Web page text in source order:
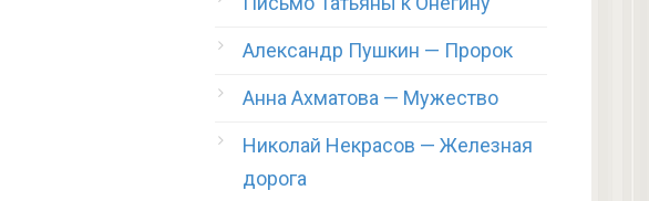
Александр Пушкин — Пророк
Анна Ахматова — Мужество
Николай Некрасов — Железная
дорога